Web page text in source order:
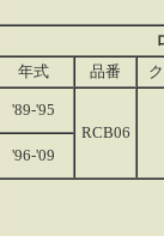
年式 品番
'89-'95
RCB06
'96-'09